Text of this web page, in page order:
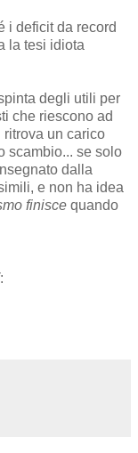
i deficit da record
la tesi idiota
degli utili per
che riescono ad
un carico
scambio... se solo
dalla
e non ha idea
finisce quando
: